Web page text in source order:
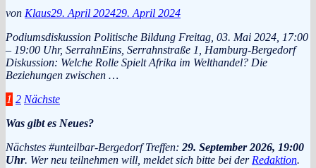
von Klaus29. April 202429. April 2024
Podiumsdiskussion Politische Bildung Freitag, 03. Mai 2024, 17:00
– 19:00 Uhr, SerrahnEins, Serrahnstraße 1, Hamburg-Bergedorf
Diskussion: Welche Rolle Spielt Afrika im Welthandel? Die
Beziehungen zwischen …
Seitennummerierung
der
Beiträge
1 2 Nächste
Was gibt es Neues?
Nächstes #unteilbar-Bergedorf Treffen: 29. September 2026, 19:00
Uhr. Wer neu teilnehmen will, meldet sich bitte bei der Redaktion.